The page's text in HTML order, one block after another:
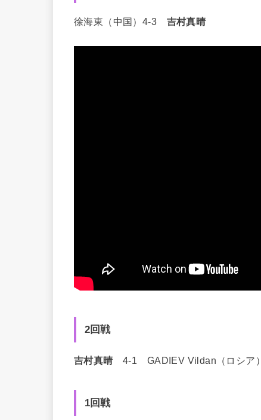
徐海東（中国）4-3 吉村真晴
2回戦
吉村真晴4-1 GADIEV Vildan（ロシア）
1回戦